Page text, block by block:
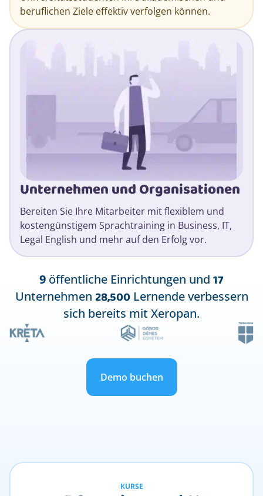
beruflichen Ziele effektiv verfolgen können.
Unternehmen und Organisationen
Bereiten Sie Ihre Mitarbeiter mit flexiblem und
kostengünstigem Sprachtraining in Business, IT,
Legal English und mehr auf den Erfolg vor.
9 öffentliche Einrichtungen und 17
Unternehmen 28,500Lernende verbessern
sich bereits mit Xeropan.
Demo buchen
KURSE